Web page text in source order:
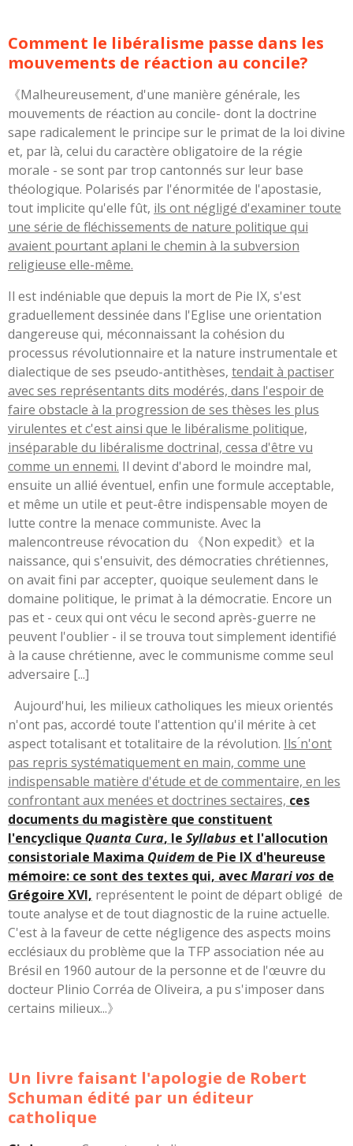
Comment le libéralisme passe dans les
mouvements de réaction au concile?
《Malheureusement, d'une manière générale, les
mouvements de réaction au concile- dont la doctrine
sape radicalement le principe sur le primat de la loi divine
et, par là, celui du caractère obligatoire de la régie
morale - se sont par trop cantonnés sur leur base
théologique. Polarisés par l'énormitée de l'apostasie,
tout implicite qu'elle fût, ils ont négligé d'examiner toute
une série de fléchissements de nature politique qui
avaient pourtant aplani le chemin à la subversion
religieuse elle-même.
Il est indéniable que depuis la mort de Pie IX, s'est
graduellement dessinée dans l'Eglise une orientation
dangereuse qui, méconnaissant la cohésion du
processus révolutionnaire et la nature instrumentale et
dialectique de ses pseudo-antithèses, tendait à pactiser
avec ses représentants dits modérés, dans l'espoir de
faire obstacle à la progression de ses thèses les plus
virulentes et c'est ainsi que le libéralisme politique,
inséparable du libéralisme doctrinal, cessa d'être vu
comme un ennemi. Il devint d'abord le moindre mal,
ensuite un allié éventuel, enfin une formule acceptable,
et même un utile et peut-être indispensable moyen de
lutte contre la menace communiste. Avec la
malencontreuse révocation du 《Non expedit》et la
naissance, qui s'ensuivit, des démocraties chrétiennes,
on avait fini par accepter, quoique seulement dans le
domaine politique, le primat à la démocratie. Encore un
pas et - ceux qui ont vécu le second après-guerre ne
peuvent l'oublier - il se trouva tout simplement identifié
à la cause chrétienne, avec le communisme comme seul
adversaire [...]
Aujourd'hui, les milieux catholiques les mieux orientés
n'ont pas, accordé toute l'attention qu'il mérite à cet
aspect totalisant et totalitaire de la révolution. Ils ́n'ont
pas repris systématiquement en main, comme une
indispensable matière d'étude et de commentaire, en les
confrontant aux menées et doctrines sectaires, ces
documents du magistère que constituent
l'encyclique Quanta Cura, le Syllabus et l'allocution
consistoriale Maxima Quidem de Pie IX d'heureuse
mémoire: ce sont des textes qui, avecMarari vos de
Grégoire XVI, représentent le point de départ obligé de
toute analyse et de tout diagnostic de la ruine actuelle.
C'est à la faveur de cette négligence des aspects moins
ecclésiaux du problème que la TFP association née au
Brésil en 1960 autour de la personne et de l'œuvre du
docteur Plinio Corréa de Oliveira, a pu s'imposer dans
certains milieux...》
Un livre faisant l'apologie de Robert
Schuman édité par un éditeur
catholique